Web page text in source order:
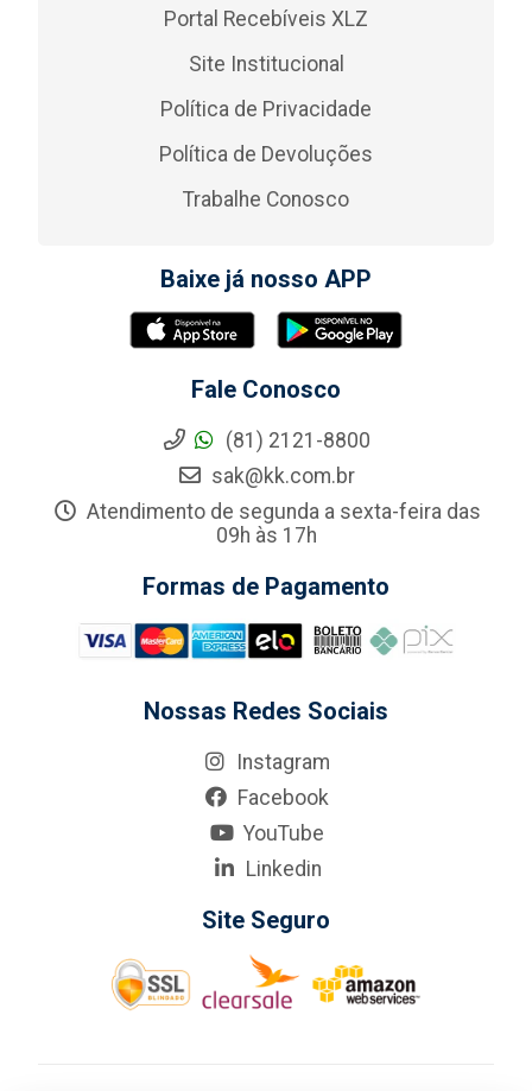
Portal Recebíveis XLZ
Site Institucional
Política de Privacidade
Política de Devoluções
Trabalhe Conosco
Baixe já nosso APP
Fale Conosco
(81) 2121-8800
sak@kk.com.br
Atendimento de segunda a sexta-feira das
09h às 17h
Formas de Pagamento
Nossas Redes Sociais
Instagram
Facebook
YouTube
Linkedin
Site Seguro